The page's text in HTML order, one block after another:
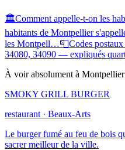
🏛️Comment appelle-t-on les
habitants de Montpellier
les Montpell…📮Codes
34080, 34090 — expliqués
À voir absolument à Montpellier
SMOKY GRILL BURGER
restaurant · Beaux-Arts
Le burger fumé au feu de bois
sacrer meilleur de la ville.